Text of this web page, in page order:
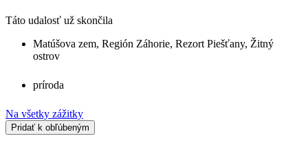
Táto udalosť už skončila
Matúšova zem, Región Záhorie, Rezort Piešťany, Žitný
ostrov
príroda
Na všetky zážitky
Pridať k obľúbeným